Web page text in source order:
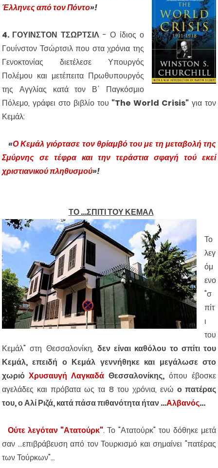
Έλληνες από τον Πόντο»!
4. ΓΟΥΙΝΣΤΟΝ ΤΣΩΡΤΣΙΛ- Ο ίδιος ο
Γουίνστον Τσώρτσιλ που στα χρόνια της
Γενοκτονίας διετέλεσε Υπουργός
Πολέμου και μετέπειτα Πρωθυπουργός
της Αγγλίας κατά τον Β΄ Παγκόσμιο
Πόλεμο, γράφει στο βιβλίο του "The World Crisis" για τον
Κεμάλ:
«Ο Κεμάλ γιόρτασε τον θρίαμβό του με τη μεταβολή της
Σμύρνης σε τέφρα και την τεράστια σφαγή τού εκεί
χριστιανικού πληθυσμού»!
ΤΟ ...ΣΠΙΤΙ ΤΟΥ ΚΕΜΑΛ
Το
λεγ
όμ
ενο
"σ
πίτ
ι
του
Κεμάλ" στη Θεσσαλονίκη, δεν είναι καθόλου το σπίτι του
Κεμάλ, επειδή ο Κεμάλ γεννήθηκε και μεγάλωσε στο
χωριόΧρυσαυγή Λαγκαδά Θεσσαλονίκης,όπου έβοσκε
αγελάδες και πρόβατα ως τα 8 του χρόνια, ενώ ο πατέρας
του, ο Αλί Ριζά, κατά πάσα πιθανότητα ήταν ...Αλβανός...
Ούτε λεγόταν "Ατατούρκ". Το "Ατατούρκ" του δόθηκε μετά
σαν ...επιβράβευση από τον Τουρκισμό και σημαίνει "πατέρας
των Τούρκων"...